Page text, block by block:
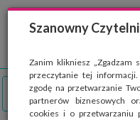
Szanowny
Zanim klikniesz „Zgadzam
przeczytanie tej
zgodę na przetwarzanie
partnerów biznesowych
cookies i o przetwarzaniu
Strona wykorzystuje pliki cookies,
Wyrażając zgodę na używanie
przeglądarki. Przejdź do
polityki